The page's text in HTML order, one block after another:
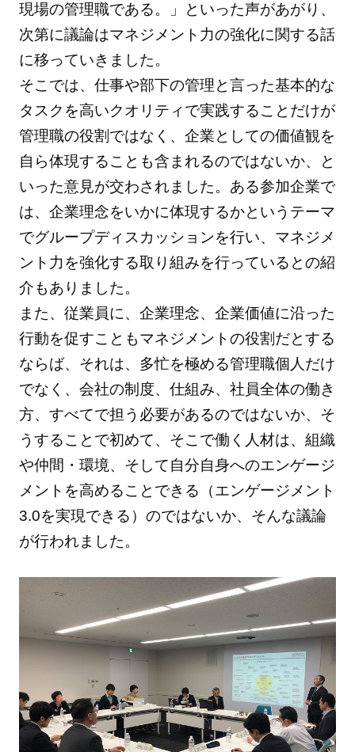
現場の管理職である。」といった声があがり、
次第に議論はマネジメント力の強化に関する話
に移っていきました。
そこでは、仕事や部下の管理と言った基本的な
タスクを高いクオリティで実践することだけが
管理職の役割ではなく、企業としての価値観を
自ら体現することも含まれるのではないか、と
いった意見が交わされました。ある参加企業で
は、企業理念をいかに体現するかというテーマ
でグループディスカッションを行い、マネジメ
ント力を強化する取り組みを行っているとの紹
介もありました。
また、従業員に、企業理念、企業価値に沿った
行動を促すこともマネジメントの役割だとする
ならば、それは、多忙を極める管理職個人だけ
でなく、会社の制度、仕組み、社員全体の働き
方、すべてで担う必要があるのではないか、そ
うすることで初めて、そこで働く人材は、組織
や仲間・環境、そして自分自身へのエンゲージ
メントを高めることできる（エンゲージメント
3.0を実現できる）のではないか、そんな議論
が行われました。